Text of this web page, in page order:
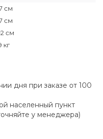
см
см
см
кг
дня при заказе от 100
населенный пункт
у менеджера)